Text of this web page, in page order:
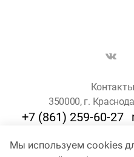
Мы используем cookies
350000, г.
+7 (861) 259-60-27
Для